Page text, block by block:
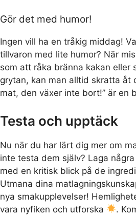
Gör det med humor!
Ingen vill ha en tråkig middag!
tillvaron med lite humor? När
som att råka bränna kakan eller
grytan, kan man alltid skratta åt
mat, den växer inte bort!” är en
Testa och upptäck
Nu när du har lärt dig mer om
inte testa dem själv? Laga
med en kritisk blick på de
Utmana dina
nya smakupplevelser!
vara nyfiken och utforska
.